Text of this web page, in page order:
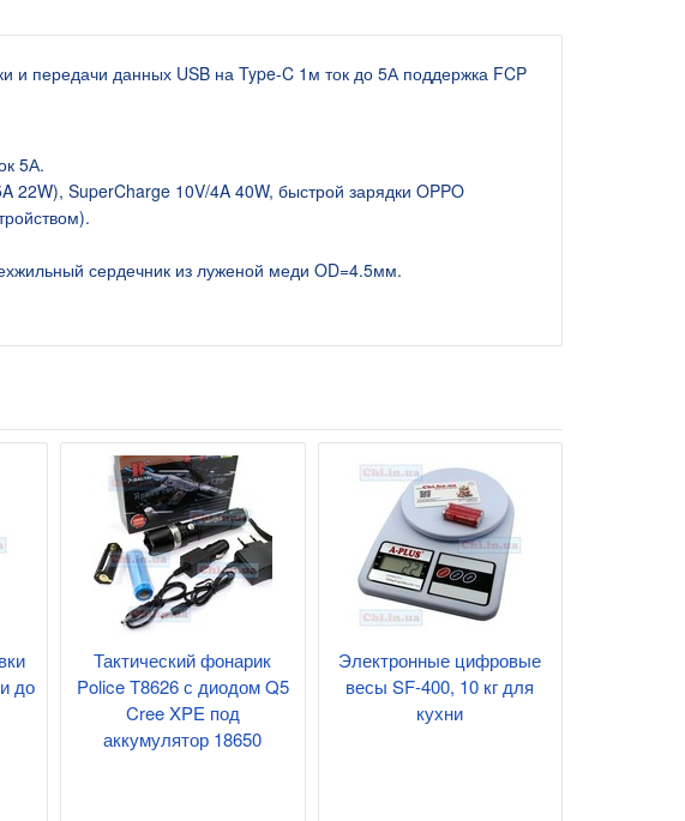
и передачи данных USB на Type-C 1м ток до 5А поддержка FCP
5А.
22W), SuperCharge 10V/4A 40W, быстрой зарядки OPPO
сердечник из луженой меди OD=4.5мм.
до
Тактический фонарик
Police T8626 с диодом Q5
Cree XPE под
аккумулятор 18650
Электронные цифровые
весы SF-400, 10 кг для
кухни